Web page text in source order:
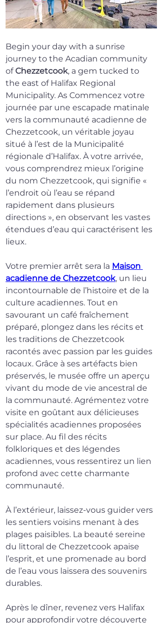
Begin your day with a sunrise
journey to the Acadian community
of Chezzetcook, a gem tucked to
the east of Halifax Regional
Municipality. As Commencez votre
journée par une escapade matinale
vers la communauté acadienne de
Chezzetcook, un véritable joyau
situé à l’est de la Municipalité
régionale d’Halifax. À votre arrivée,
vous comprendrez mieux l’origine
du nom Chezzetcook, qui signifie «
l’endroit où l’eau se répand
rapidement dans plusieurs
directions », en observant les vastes
étendues d’eau qui caractérisent les
lieux.
Votre premier arrêt sera la Maison
acadienne de Chezzetcook, un lieu
incontournable de l’histoire et de la
culture acadiennes. Tout en
savourant un café fraîchement
préparé, plongez dans les récits et
les traditions de Chezzetcook
racontés avec passion par les guides
locaux. Grâce à ses artéfacts bien
préservés, le musée offre un aperçu
vivant du mode de vie ancestral de
la communauté. Agrémentez votre
visite en goûtant aux délicieuses
spécialités acadiennes proposées
sur place. Au fil des récits
folkloriques et des légendes
acadiennes, vous ressentirez un lien
profond avec cette charmante
communauté.
À l’extérieur, laissez-vous guider vers
les sentiers voisins menant à des
plages paisibles. La beauté sereine
du littoral de Chezzetcook apaise
l’esprit, et une promenade au bord
de l’eau vous laissera des souvenirs
durables.
Après le dîner, revenez vers Halifax
pour approfondir votre découverte